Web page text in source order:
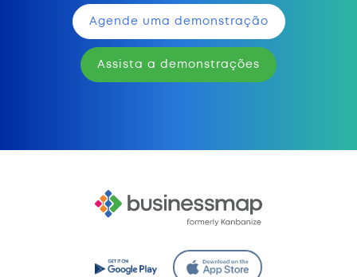
Agende uma demonstração
Assista a demonstrações